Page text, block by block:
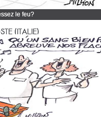
le feu?
d'actualité
(ITALIE)